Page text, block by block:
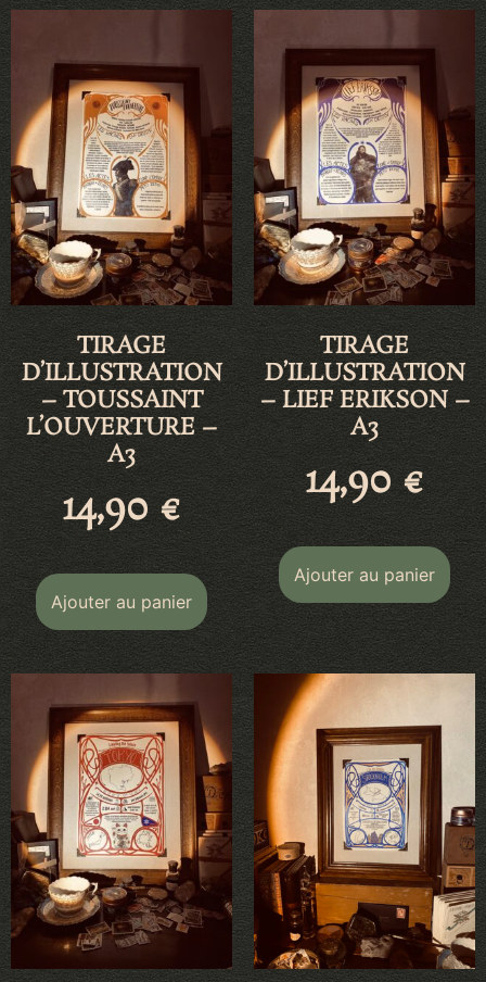
TIRAGE
D’ILLUSTRATION
– TOUSSAINT
L’OUVERTURE –
A3
14,90€
Ajouter au panier
TIRAGE
D’ILLUSTRATION
– LIEF ERIKSON –
A3
14,90€
Ajouter au panier